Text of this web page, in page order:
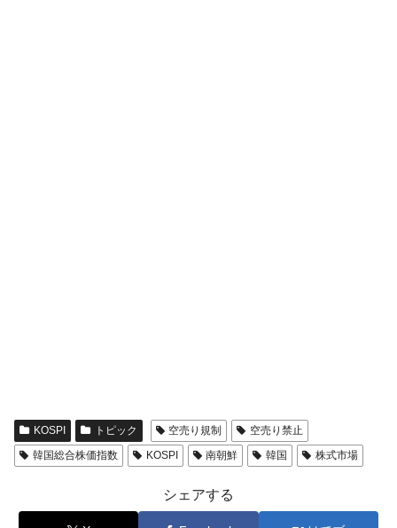
KOSPI トピック 空売り規制
空売り禁止
韓国総合株価指数
KOSPI 南朝鮮 韓国 株式市場
シェアする